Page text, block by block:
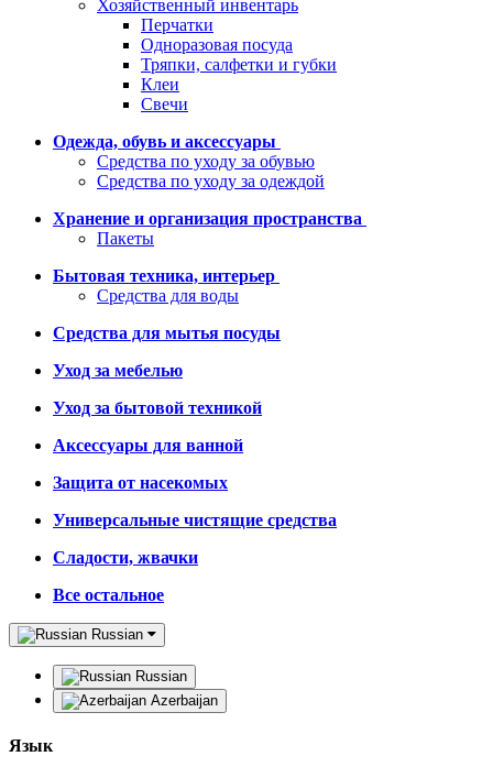
Хозяйственный инвентарь
Перчатки
Одноразовая посуда
Тряпки, салфетки и губки
Клеи
Свечи
Одежда, обувь и аксессуары
Средства по уходу за обувью
Средства по уходу за одеждой
Хранение и организация пространства
Пакеты
Бытовая техника, интерьер
Средства для воды
Средства для мытья посуды
Уход за мебелью
Уход за бытовой техникой
Аксессуары для ванной
Защита от насекомых
Универсальные чистящие средства
Сладости, жвачки
Все остальное
Russian
Russian
Azerbaijan
Язык